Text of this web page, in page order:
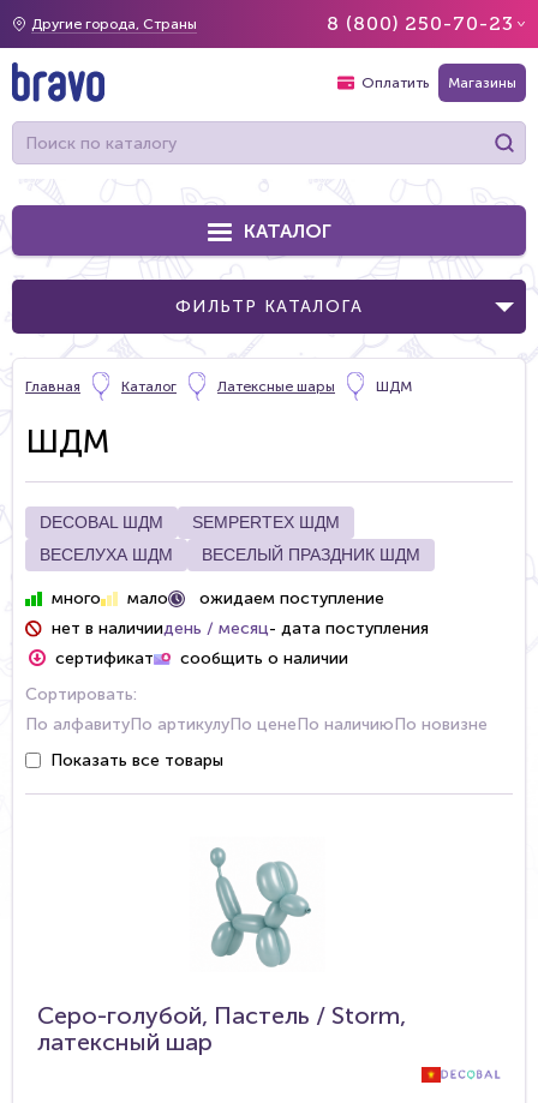
Другие города, Страны 8 (800) 250-70-23
Оплатить Магазины
КАТАЛОГ
ФИЛЬТР КАТАЛОГА
Главная Каталог Латексные шары ШДМ
ШДМ
DECOBAL ШДМ
SEMPERTEX ШДМ
ВЕСЕЛУХА ШДМ
ВЕСЕЛЫЙ ПРАЗДНИК ШДМ
много мало
ожидаем поступление
нет в наличиидень / месяц- дата поступления
сертификат
сообщить о наличии
Сортировать:
По алфавитуПо артикулуПо ценеПо наличиюПо новизне
Показать все товары
Серо-голубой, Пастель / Storm,
латексный шар